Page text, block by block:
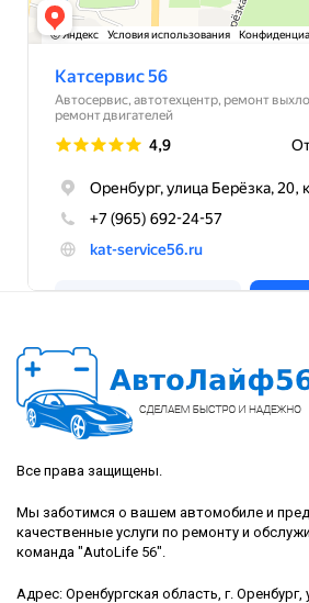
Все права защищены.
Мы заботимся о вашем автомобиле и
качественные услуги по ремонту и
команда "AutoLife 56".
Адрес: Оренбургская область, г. Оренбург,